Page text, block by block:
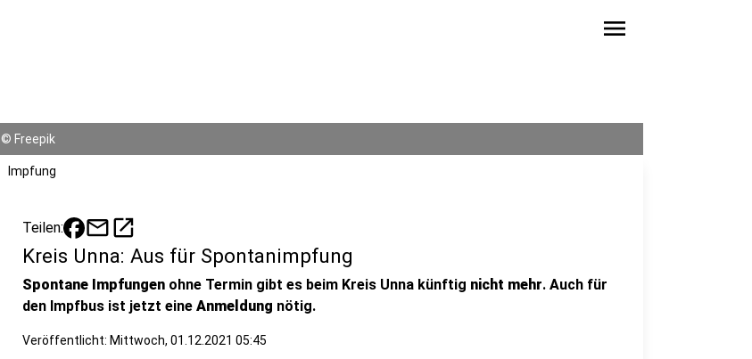
menu
© Freepik
Impfung
Teilen: mailopen_in_new
Kreis Unna: Aus für Spontanimpfung
Spontane Impfungen ohne Termin gibt es beim Kreis Unna künftig nicht mehr. Auch für
den Impfbus ist jetzt eine Anmeldung nötig.
Veröffentlicht: Mittwoch, 01.12.2021 05:45